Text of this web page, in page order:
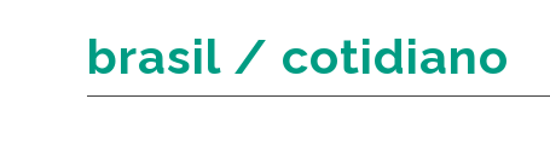
brasil / cotidiano